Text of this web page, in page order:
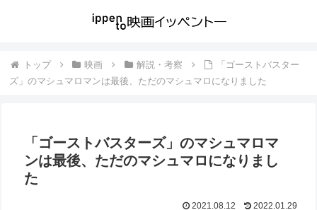
トップ 映画 解説・考察
「ゴーストバスター
ズ」のマシュマロマンは最後、ただのマシュマロになりました
「ゴーストバスターズ」のマシュマロマ
ンは最後、ただのマシュマロになりまし
た
2021.08.12 2022.01.29